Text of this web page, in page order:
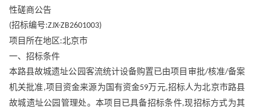
性磋商公告
(招标编号:ZJX-ZB2601003)
项目所在地区 :北京市
一、招标条件
本路县故城遗址公园客流统计设备购置已由项目审批/核准/备案
机关批准 ,项目资金来源为国有资金59万元,招标人为北京市路县
故城遗址公园管理处。本项目已具备招标条件,现招标方式为其